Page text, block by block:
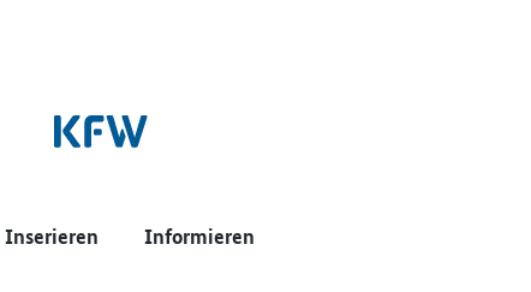
Inserieren Informieren